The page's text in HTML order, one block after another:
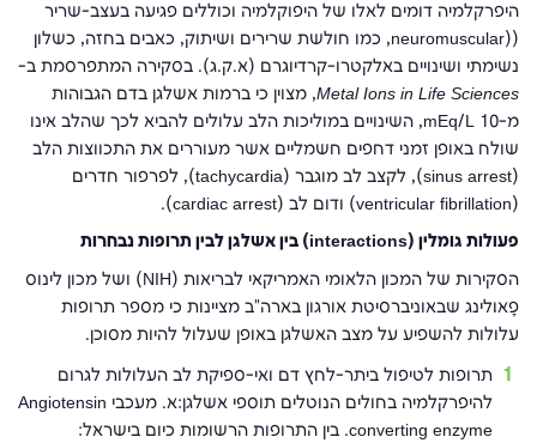
היפרקלמיה דומים לאלו של היפוקלמיה וכוללים פגיעה בעצב-שריר
((neuromuscular, כמו חולשת שרירים ושיתוק, כאבים בחזה, כשלון
נשימתי ושינויים באלקטרו-קרדיוגרם (א.ק.ג). בסקירה המתפרסמת ב-
Metal Ions in Life Sciences, מצוין כי ברמות אשלגן בדם הגבוהות
מ-10 mEq/L, השינויים במוליכות הלב עלולים להביא לכך שהלב אינו
שולח באופן זמני דחפים חשמליים אשר מעוררים את התכווצות הלב
(sinus arrest), לקצב לב מוגבר (tachycardia), לפרפור חדרים
(ventricular fibrillation) ודום לב (cardiac arrest).
פעולות גומלין (interactions) ביןאשלגןלבין תרופות נבחרות
הסקירות של המכון הלאומי האמריקאי לבריאות (NIH) ושל מכון לינוס
פָּאוּלינג שבאוניברסיטת אורגון בארה"ב מציינות כי מספר תרופות
עלולות להשפיע על מצב האשלגן באופן שעלול להיות מסוכן.
תרופות לטיפול ביתר-לחץ דם ואי-ספיקת לב העלולות לגרום
להיפרקלמיה בחולים הנוטלים תוספי אשלגן:א. מעכבי Angiotensin
converting enzyme. בין התרופות הרשומות כיום בישראל: